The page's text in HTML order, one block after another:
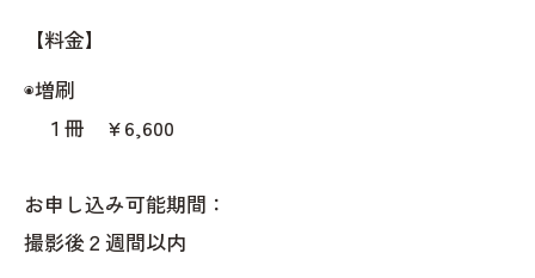
【料金】
◉増刷
１冊 ¥6,600
お申し込み可能期間：
撮影後２週間以内